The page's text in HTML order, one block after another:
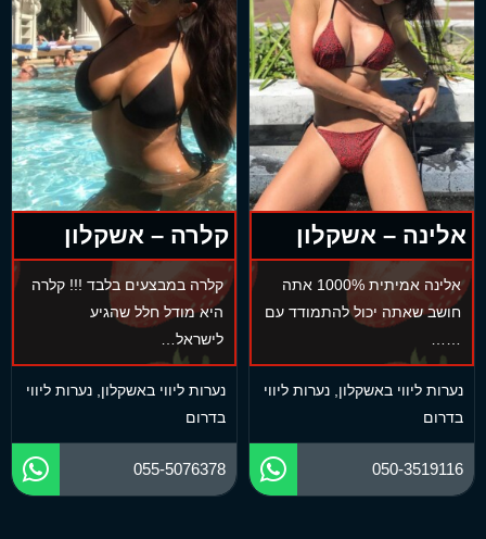
אלינה – אשקלון
אלינה אמיתית 1000% אתה
חושב שאתה יכול להתמודד עם
נערות ליווי באשקלון נערות ליווי
בדרום
050-3519116
קלרה – אשקלון
קלרה במבצעים בלבד !!! קלרה
היא מודל חלל שהגיע
לישראל…
נערות ליווי באשקלון נערות ליווי
בדרום
055-5076378